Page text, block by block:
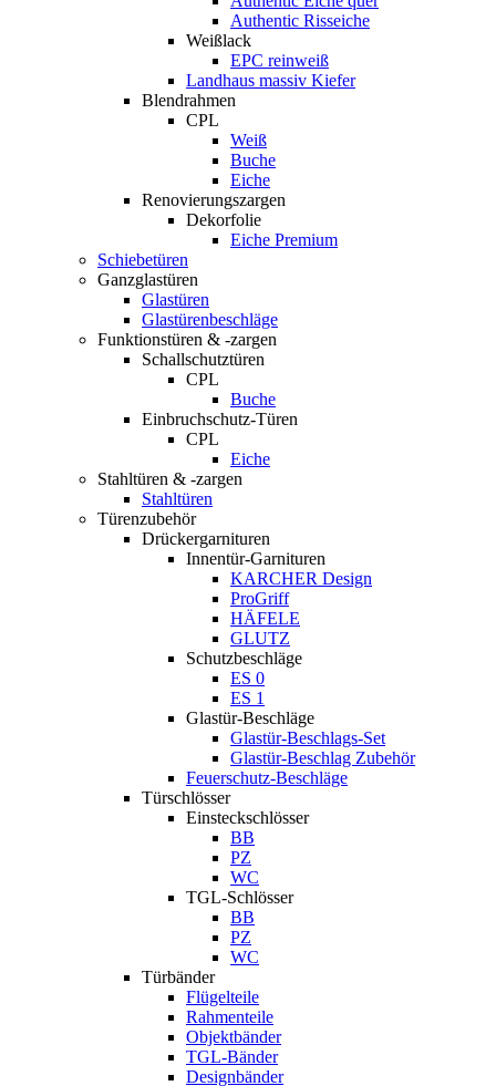
Authentic Risseiche
Weißlack
EPC reinweiß
Landhaus massiv Kiefer
Blendrahmen
CPL
Weiß
Buche
Eiche
Renovierungszargen
Dekorfolie
Eiche Premium
Schiebetüren
Ganzglastüren
Glastüren
Glastürenbeschläge
Funktionstüren & -zargen
Schallschutztüren
CPL
Buche
Einbruchschutz-Türen
CPL
Eiche
Stahltüren & -zargen
Stahltüren
Türenzubehör
Drückergarnituren
Innentür-Garnituren
KARCHER Design
ProGriff
HÄFELE
GLUTZ
Schutzbeschläge
ES 0
ES 1
Glastür-Beschläge
Glastür-Beschlags-Set
Glastür-Beschlag Zubehör
Feuerschutz-Beschläge
Türschlösser
Einsteckschlösser
BB
PZ
WC
TGL-Schlösser
BB
PZ
WC
Türbänder
Flügelteile
Rahmenteile
Objektbänder
TGL-Bänder
Designbänder